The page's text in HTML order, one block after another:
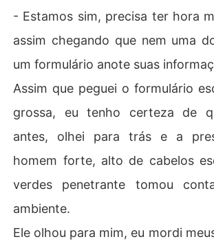
- Estamos sim, precisa ter hora
assim chegando que nem uma
um formulário anote suas
Assim que peguei o formulário
grossa, eu tenho certeza de
antes, olhei para trás e a
homem forte, alto de cabelos
verdes penetrante tomou
ambiente.
Ele olhou para mim, eu mordi